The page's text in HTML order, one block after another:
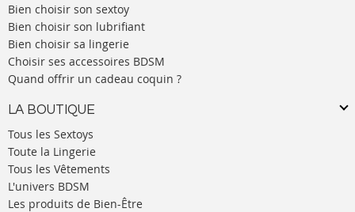
Bien choisir son sextoy
Bien choisir son lubrifiant
Bien choisir sa lingerie
Choisir ses accessoires BDSM
Quand offrir un cadeau coquin ?
LA BOUTIQUE
Tous les Sextoys
Toute la Lingerie
Tous les Vêtements
L'univers BDSM
Les produits de Bien-Être